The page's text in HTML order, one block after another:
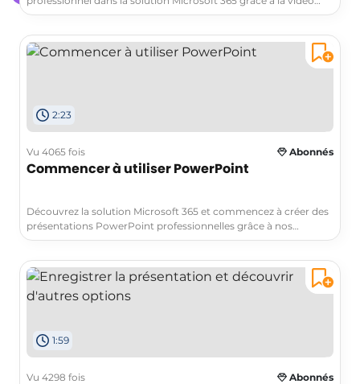
"Triez plus facilement votre courrier". Cette ressource vous
votre courrier électronique de manière optimale. Apprenez à
utiliser les fonctionnalités avancées de Microsoft 365 pour trier,
de votre courrier électronique professionnel.
2:23
Vu 4065 fois Abonnés
Commencer à utiliser PowerPoint
Découvrez la solution Microsoft 365 et commencez à créer des
présentations PowerPoint professionnelles grâce à nos
instructions étape par étape. Découvrez comment ajouter des
page. Apprenez à donner une présentation réussie.
1:59
Vu 4298 fois Abonnés